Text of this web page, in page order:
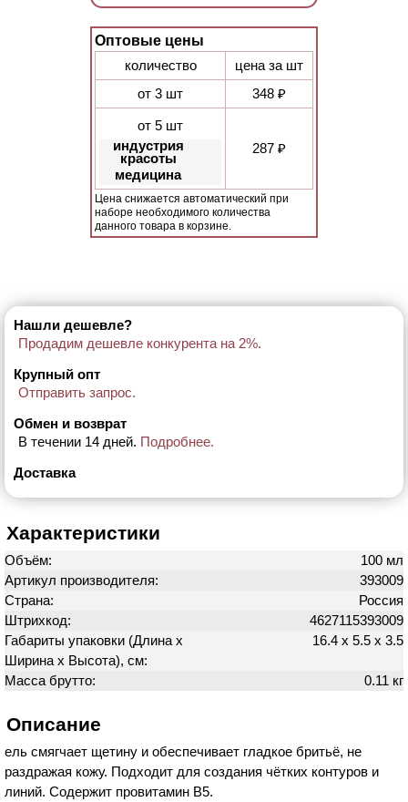
Оптовые цены
количество
цена за шт
от 3 шт
348 ₽
от 5 шт
индустрия
красоты
медицина
287 ₽
Цена снижается автоматический при
наборе необходимого количества
данного товара в корзине.
Нашли дешевле?
Продадим дешевле конкурента на 2%.
Крупный опт
Отправить запрос.
Обмен и возврат
В течении 14 дней. Подробнее.
Доставка
Характеристики
Объём:
100 мл
Артикул производителя:
393009
Страна:
Россия
Штрихкод:
4627115393009
Габариты упаковки (Длина х
Ширина х Высота), см:
16.4 х 5.5 х 3.5
Масса брутто: 0.11 кг
Описание
ель смягчает щетину и обеспечивает гладкое бритьё, не
раздражая кожу. Подходит для создания чётких контуров и
линий. Содержит провитамин B5.